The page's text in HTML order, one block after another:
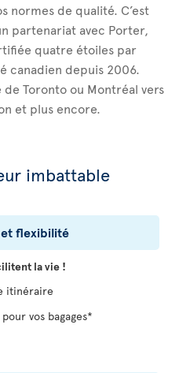
normes de qualité. C’est
partenariat avec Porter,
quatre étoiles par
canadien depuis 2006.
Toronto ou Montréal vers
et plus encore.
imbattable
flexibilité
la vie !
itinéraire
vos bagages*